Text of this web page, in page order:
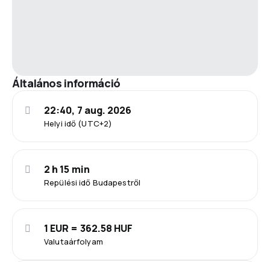
Általános információ
Helyi idő (UTC+2)
22:40, 7 aug. 2026
Repülési idő Budapestről
2 h 15 min
Valutaárfolyam
1 EUR = 362.58 HUF